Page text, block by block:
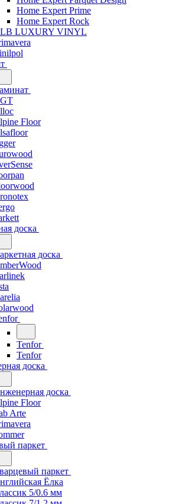
Home Expert Prime
Home Expert Rock
LUXURY VINYL
Floor
доска
доска
Tenfor
Tenfor
доска
доска
Floor
Arte
паркет
паркет
Ёлка
5/0.6 мм